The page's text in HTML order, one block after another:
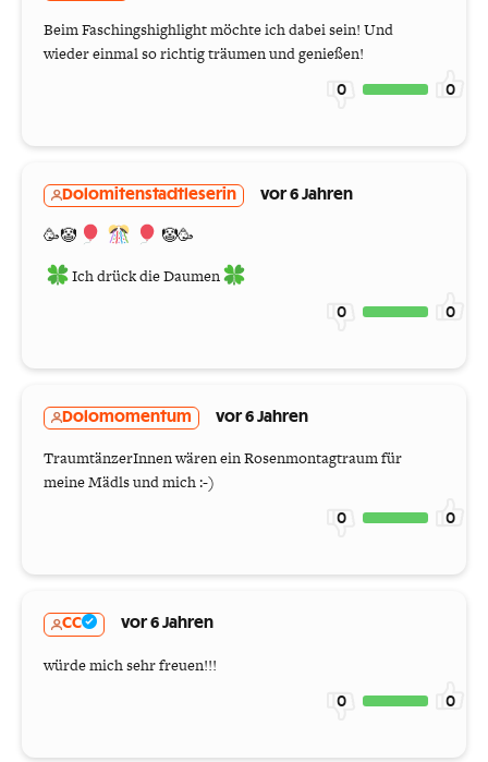
Beim Faschingshighlight möchte ich dabei sein! Und
wieder einmal so richtig träumen und genießen!
0 0
Dolomitenstadtleserin vor 6 Jahren
🥳🤡
🤡🥳
Ich drück die Daumen
0 0
Dolomomentum vor 6 Jahren
TraumtänzerInnen wären ein Rosenmontagtraum für
meine Mädls und mich :-)
0 0
CC vor 6 Jahren
würde mich sehr freuen!!!
0 0